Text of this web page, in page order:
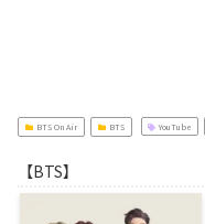
BTS On Air BTS YouTube
【BTS】